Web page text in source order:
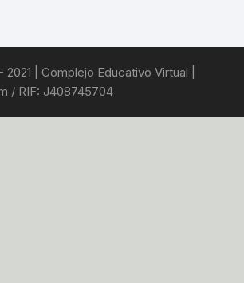
| Complejo Educativo Virtual |
/ RIF: J408745704